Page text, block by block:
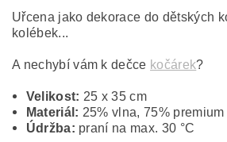
Uřcena jako dekorace do dětských
kolébek...
A nechybí vám k dečce kočárek?
Velikost: 25 x 35 cm
Materiál: 25% vlna, 75% premium
Údržba: praní na max. 30 °C